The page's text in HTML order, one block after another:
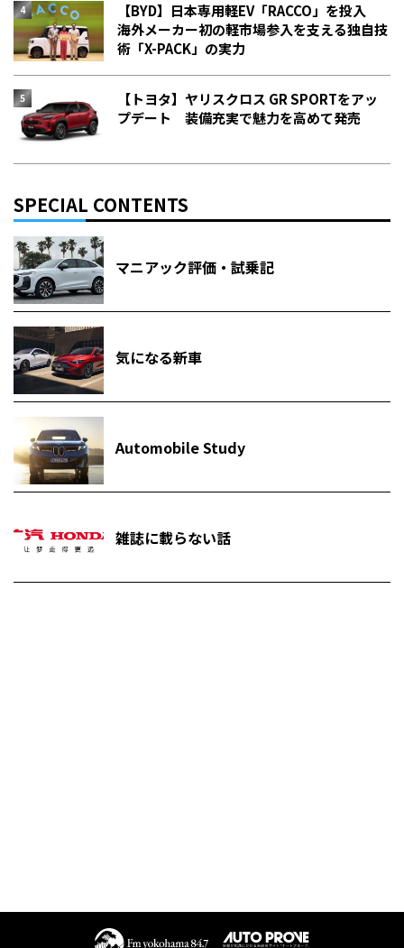
【BYD】日本専用軽EV「RACCO」を投入
海外メーカー初の軽市場参入を支える独自技
術「X-PACK」の実力
【トヨタ】ヤリスクロス GR SPORTをアッ
プデート 装備充実で魅力を高めて発売
SPECIAL CONTENTS
マニアック評価・試乗記
気になる新車
Automobile Study
雑誌に載らない話